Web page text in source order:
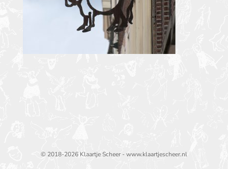
© 2018-2026 Klaartje Scheer - www.klaartjescheer.nl